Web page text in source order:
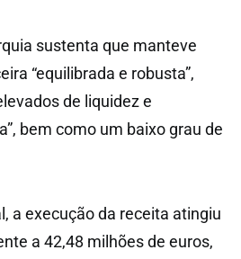
sustenta que manteve
“equilibrada e robusta”,
de liquidez e
bem como um baixo grau de
a execução da receita atingiu
a 42,48 milhões de euros,